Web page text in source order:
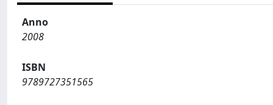
Anno
2008
ISBN
9789727351565